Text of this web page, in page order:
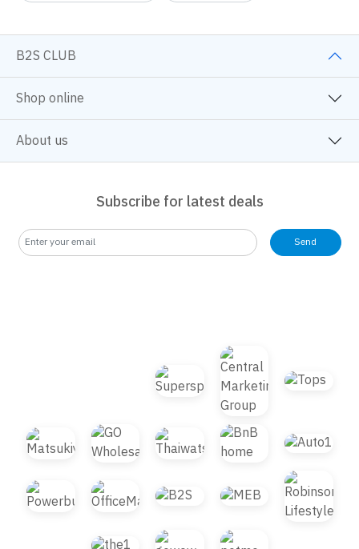
B2S CLUB
Shop online
About us
Subscribe for latest deals
Send